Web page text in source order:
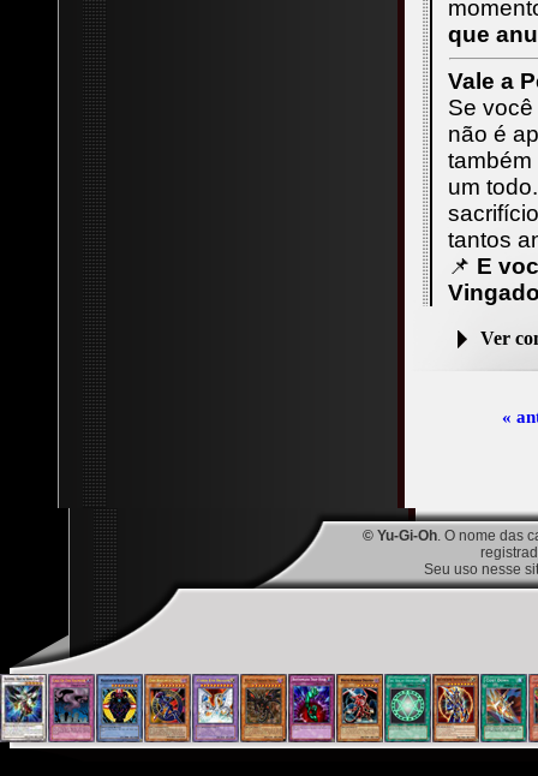
que
Vale a
Se
não é
um
tantos
📌 E
Ver
«
© Yu-Gi-Oh. O nome das
Seu uso nesse